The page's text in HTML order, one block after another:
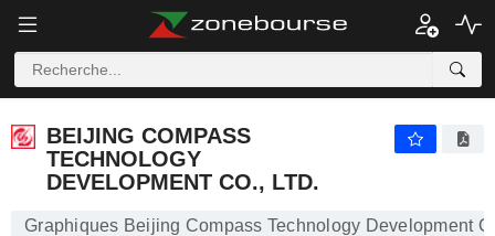
BEIJING COMPASS
TECHNOLOGY
DEVELOPMENT CO., LTD.
Graphiques Beijing Compass Technology Development